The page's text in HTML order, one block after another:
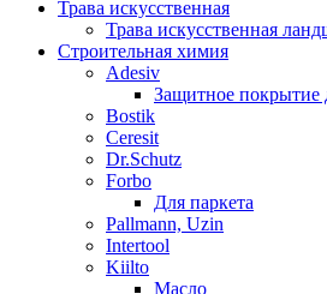
Трава искусственная
Трава искусственная
Строительная химия
Adesiv
Защитное покрытие
Bostik
Ceresit
Dr.Schutz
Forbo
Для паркета
Pallmann, Uzin
Intertool
Kiilto
Масло